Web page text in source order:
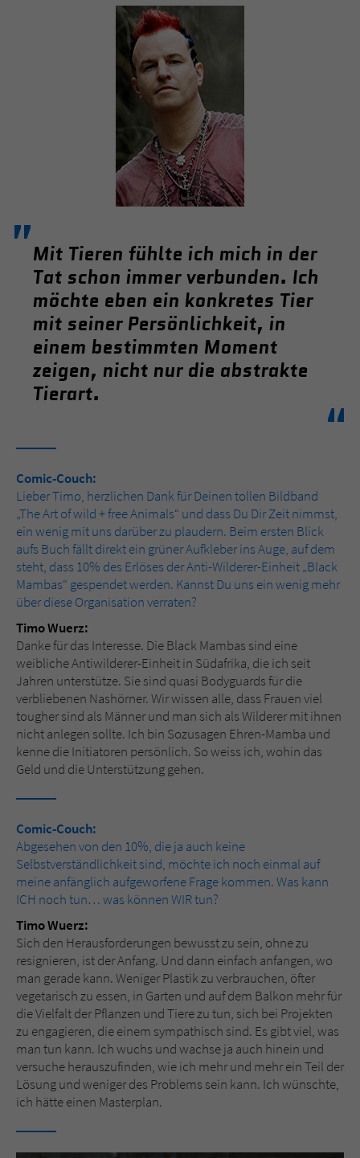
Mit Tieren fühlte ich mich in der
Tat schon immer verbunden. Ich
möchte eben ein konkretes Tier
mit seiner Persönlichkeit, in
einem bestimmten Moment
zeigen, nicht nur die abstrakte
Tierart.
Comic-Couch:
Lieber Timo, herzlichen Dank für Deinen tollen Bildband
„The Art of wild + free Animals“ und dass Du Dir Zeit nimmst,
ein wenig mit uns darüber zu plaudern. Beim ersten Blick
aufs Buch fällt direkt ein grüner Aufkleber ins Auge, auf dem
steht, dass 10% des Erlöses der Anti-Wilderer-Einheit „Black
Mambas“ gespendet werden. Kannst Du uns ein wenig mehr
über diese Organisation verraten?
Timo Wuerz:
Danke für das Interesse. Die Black Mambas sind eine
weibliche Antiwilderer-Einheit in Südafrika, die ich seit
Jahren unterstütze. Sie sind quasi Bodyguards für die
verbliebenen Nashörner. Wir wissen alle, dass Frauen viel
tougher sind als Männer und man sich als Wilderer mit ihnen
nicht anlegen sollte. Ich bin Sozusagen Ehren-Mamba und
kenne die Initiatoren persönlich. So weiss ich, wohin das
Geld und die Unterstützung gehen.
Comic-Couch:
Abgesehen von den 10%, die ja auch keine
Selbstverständlichkeit sind, möchte ich noch einmal auf
meine anfänglich aufgeworfene Frage kommen. Was kann
ICH noch tun… was können WIR tun?
Timo Wuerz:
Sich den Herausforderungen bewusst zu sein, ohne zu
resignieren, ist der Anfang. Und dann einfach anfangen, wo
man gerade kann. Weniger Plastik zu verbrauchen, öfter
vegetarisch zu essen, in Garten und auf dem Balkon mehr für
die Vielfalt der Pflanzen und Tiere zu tun, sich bei Projekten
zu engagieren, die einem sympathisch sind. Es gibt viel, was
man tun kann. Ich wuchs und wachse ja auch hinein und
versuche herauszufinden, wie ich mehr und mehr ein Teil der
Lösung und weniger des Problems sein kann. Ich wünschte,
ich hätte einen Masterplan.
tx_pwcomments_ahash
Literatur-Couch Medien GmbH & Co. KG
1 Jahr
Cookie für Kommentare einzelner Buchtitel
fe_typo_user
Laufzeit Session
Zweck
Dieses Cookie gewährleistet die
Kommunikation der Webseite mit dem
Benutzer. Es wird benötigt um z. B. den
Sicherheitscode des Kontaktformulars zu
überprüfen.